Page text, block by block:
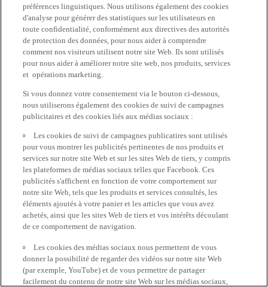
préférences linguistiques. Nous utilisons également des cookies
d'analyse pour générer des statistiques sur les utilisateurs en
toute confidentialité, conformément aux directives des autorités
de protection des données, pour nous aider à comprendre
comment nos visiteurs utilisent notre site Web. Ils sont utilisés
pour nous aider à améliorer notre site web, nos produits, services
et opérations marketing.
Si vous donnez votre consentement via le bouton ci-dessous,
nous utiliserons également des cookies de suivi de campagnes
publicitaires et des cookies liés aux médias sociaux :
Les cookies de suivi de campagnes publicatires sont utilisés
pour vous montrer les publicités pertinentes de nos produits et
services sur notre site Web et sur les sites Web de tiers, y compris
les plateformes de médias sociaux telles que Facebook. Ces
publicités s'affichent en fonction de votre comportement sur
notre site Web, tels que les produits et services consultés, les
éléments ajoutés à votre panier et les articles que vous avez
achetés, ainsi que les sites Web de tiers et vos intérêts découlant
de ce comportement de navigation.
Les cookies des médias sociaux nous permettent de vous
donner la possibilité de regarder des vidéos sur notre site Web
(par exemple, YouTube) et de vous permettre de partager
facilement du contenu de notre site Web sur les médias sociaux,